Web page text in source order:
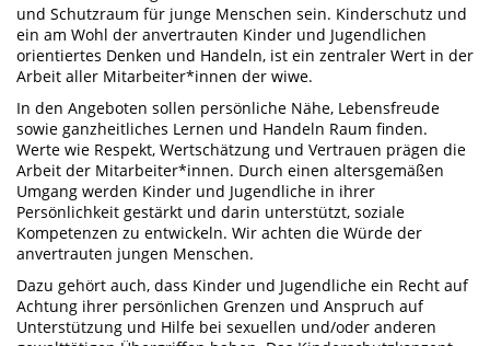
und Schutzraum für junge Menschen sein. Kinderschutz und
ein am Wohl der anvertrauten Kinder und Jugendlichen
orientiertes Denken und Handeln, ist ein zentraler Wert in der
Arbeit aller Mitarbeiter*innen der wiwe.
In den Angeboten sollen persönliche Nähe, Lebensfreude
sowie ganzheitliches Lernen und Handeln Raum finden.
Werte wie Respekt, Wertschätzung und Vertrauen prägen die
Arbeit der Mitarbeiter*innen. Durch einen altersgemäßen
Umgang werden Kinder und Jugendliche in ihrer
Persönlichkeit gestärkt und darin unterstützt, soziale
Kompetenzen zu entwickeln. Wir achten die Würde der
anvertrauten jungen Menschen.
Dazu gehört auch, dass Kinder und Jugendliche ein Recht auf
Achtung ihrer persönlichen Grenzen und Anspruch auf
Unterstützung und Hilfe bei sexuellen und/oder anderen